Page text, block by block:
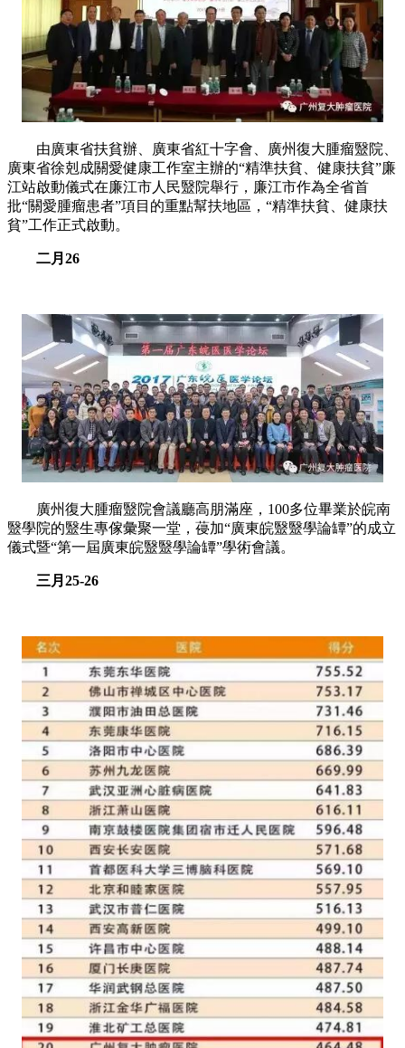
由廣東省扶貧辦、廣東省紅十字會、廣州復大腫瘤毉院、
廣東省徐剋成關愛健康工作室主辦的“精準扶貧、健康扶貧”廉
江站啟動儀式在廉江市人民毉院舉行，廉江市作為全省首
批“關愛腫瘤患者”項目的重點幫扶地區，“精準扶貧、健康扶
貧”工作正式啟動。
二月26
廣州復大腫瘤毉院會議廳高朋滿座，100多位畢業於皖南
毉學院的毉生專傢彙聚一堂，葠加“廣東皖毉毉學論罈”的成立
儀式暨“第一屆廣東皖毉毉學論罈”學術會議。
三月25-26